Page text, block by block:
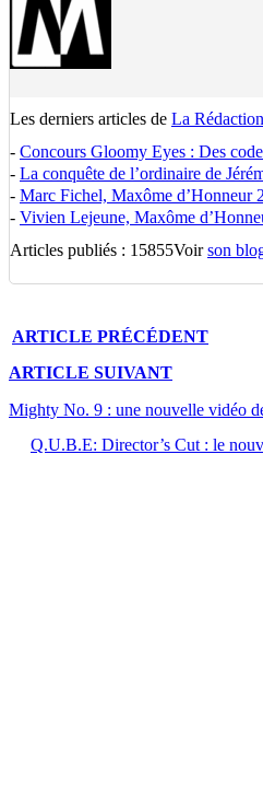
Les derniers articles de La Rédaction
- Concours Gloomy Eyes : Des
- La conquête de l’ordinaire de
- Marc Fichel, Maxôme d’Honneur
- Vivien Lejeune, Maxôme
Articles publiés : 15855Voirson
ARTICLE PRÉCÉDENT
ARTICLE SUIVANT
Mighty No. 9 : une nouvelle vidéo
Q.U.B.E: Director’s Cut : le